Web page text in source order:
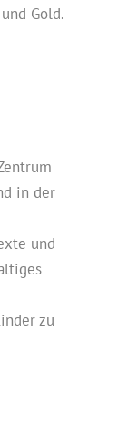
Gold.
in der
und
zu